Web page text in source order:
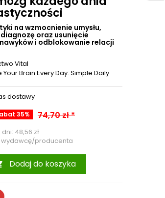
na wzmocnienie umysłu,
oraz usunięcie
i odblokowanie relacji
Vital
Brain Every Day: Simple Daily
dostawy
35% 74,70 zł *
48,56 zł
producenta
Dodaj do koszyka